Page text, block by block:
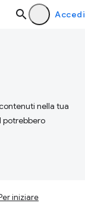
Accedi
nella tua
potrebbero
iniziare